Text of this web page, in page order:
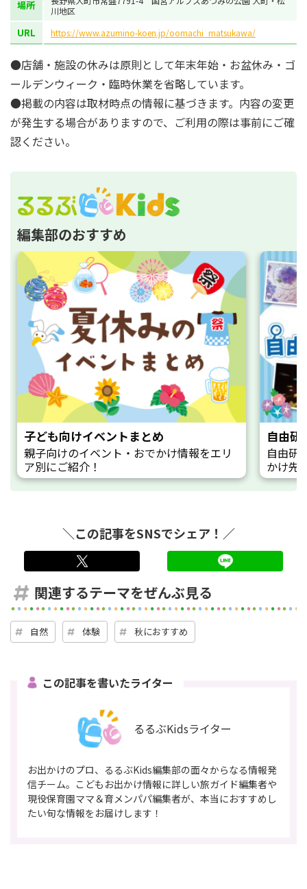
場所
川地区
URL https://www.azumino-koen.jp/oomachi_matsukawa/
●店舗・施設の休みは原則として年末年始・お盆休み・ゴ
ールデンウィーク・臨時休業を省略しています。
●掲載の内容は取材時点の情報に基づきます。内容の変更
が発生する場合がありますので、ご利用の際は事前にご確
認ください。
編集部のおすすめ
子ども向けイベントまとめ
親子向けのイベント・おでかけ情報をエリ
ア別にご紹介！
自由研
自由研
かけ先
＼この記事をSNSでシェア！／
関連するテーマをぜんぶ見る
自然 体験 秋におすすめ
この記事を書いたライター
るるぶKidsライター
お出かけのプロ、るるぶKids編集部の面々からなる情報発
信チーム。こどもお出かけ情報に詳しい旅ガイド編集者や
現役保育園ママ＆育メンパパ編集者が、本当におすすめし
たい旬な情報をお届けします！